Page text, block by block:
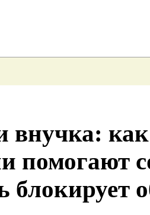
внучка:
помогают
блокирует